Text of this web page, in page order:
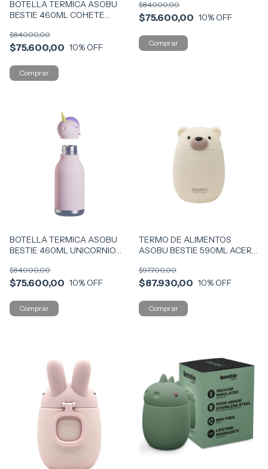
BOTELLA TERMICA ASOBU
BESTIE 460ML COHETE
$75.600,00
$84.000,00
10% OFF
$75.600,00
$84.000,00
10% OFF
BOTELLA TERMICA ASOBU
BESTIE 460ML UNICORNIO
$75.600,00
$84.000,00
10% OFF
TERMO DE ALIMENTOS
ASOBU BESTIE 590ML ACERO
$87.930,00
$97.700,00
10% OFF